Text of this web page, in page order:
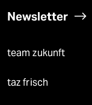
Newsletter
team zukunft
taz frisch